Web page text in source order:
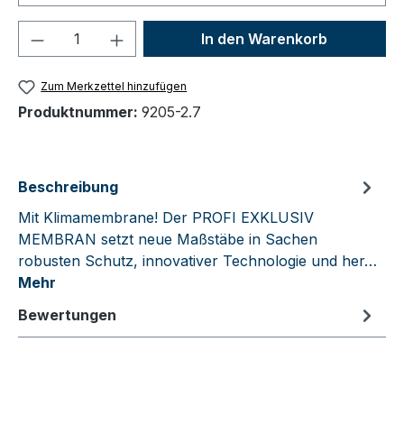
Produkt Anzahl: Gib denIn den Warenkorb
Zum Merkzettel hinzufügen
Produktnummer: 9205-2.7
Beschreibung
Mit Klimamembrane! Der PROFI EXKLUSIV
MEMBRAN setzt neue Maßstäbe in Sachen
robusten Schutz, innovativer Technologie und her…
Mehr
Bewertungen